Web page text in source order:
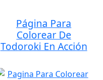
Página Para
Colorear De
Todoroki En Acción